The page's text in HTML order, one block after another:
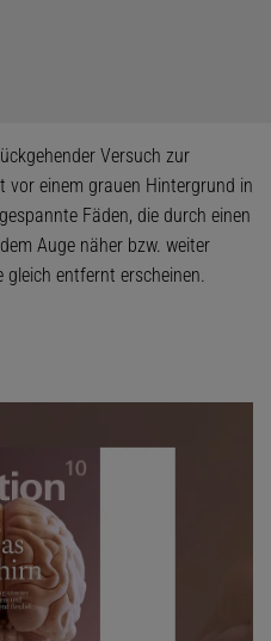
Versuch zur
vor einem grauen Hintergrund in
Fäden, die durch einen
Auge näher bzw. weiter
entfernt erscheinen.